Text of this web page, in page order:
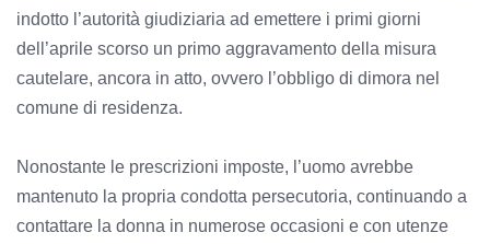
indotto l’autorità giudiziaria ad emettere i primi giorni
dell’aprile scorso un primo aggravamento della misura
cautelare, ancora in atto, ovvero l’obbligo di dimora nel
comune di residenza.
Nonostante le prescrizioni imposte, l’uomo avrebbe
mantenuto la propria condotta persecutoria, continuando a
contattare la donna in numerose occasioni e con utenze